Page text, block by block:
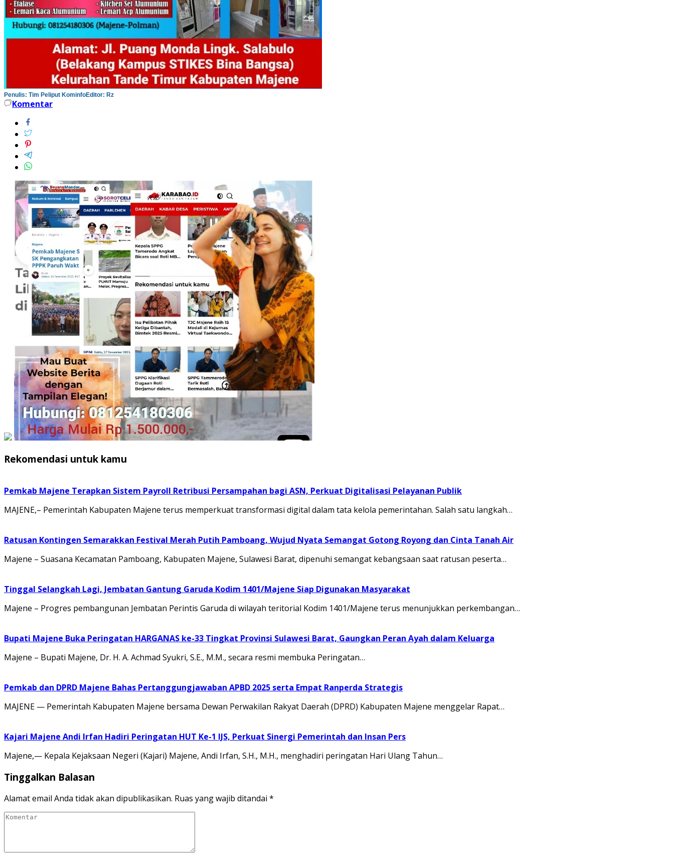
Penulis: Tim Peliput KominfoEditor: Rz
Komentar
Rekomendasi untuk kamu
Pemkab Majene Terapkan Sistem Payroll Retribusi Persampahan bagi ASN, Perkuat Digitalisasi Pelayanan Publik
MAJENE,– Pemerintah Kabupaten Majene terus memperkuat transformasi digital dalam tata kelola pemerintahan. Salah satu langkah…
Ratusan Kontingen Semarakkan Festival Merah Putih Pamboang, Wujud Nyata Semangat Gotong Royong dan Cinta Tanah Air
Majene – Suasana Kecamatan Pamboang, Kabupaten Majene, Sulawesi Barat, dipenuhi semangat kebangsaan saat ratusan peserta…
Tinggal Selangkah Lagi, Jembatan Gantung Garuda Kodim 1401/Majene Siap Digunakan Masyarakat
Majene – Progres pembangunan Jembatan Perintis Garuda di wilayah teritorial Kodim 1401/Majene terus menunjukkan perkembangan…
Bupati Majene Buka Peringatan HARGANAS ke-33 Tingkat Provinsi Sulawesi Barat, Gaungkan Peran Ayah dalam Keluarga
Majene – Bupati Majene, Dr. H. A. Achmad Syukri, S.E., M.M., secara resmi membuka Peringatan…
Pemkab dan DPRD Majene Bahas Pertanggungjawaban APBD 2025 serta Empat Ranperda Strategis
MAJENE — Pemerintah Kabupaten Majene bersama Dewan Perwakilan Rakyat Daerah (DPRD) Kabupaten Majene menggelar Rapat…
Kajari Majene Andi Irfan Hadiri Peringatan HUT Ke-1 IJS, Perkuat Sinergi Pemerintah dan Insan Pers
Majene,— Kepala Kejaksaan Negeri (Kajari) Majene, Andi Irfan, S.H., M.H., menghadiri peringatan Hari Ulang Tahun…
Tinggalkan Balasan
Alamat email Anda tidak akan dipublikasikan. Ruas yang wajib ditandai *